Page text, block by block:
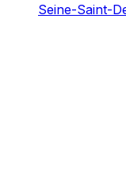
Seine-Saint-